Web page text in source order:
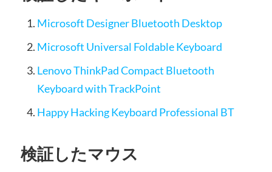
Microsoft Designer Bluetooth Desktop
Microsoft Universal Foldable Keyboard
Lenovo ThinkPad Compact Bluetooth
Keyboard with TrackPoint
Happy Hacking Keyboard Professional BT
検証したマウス